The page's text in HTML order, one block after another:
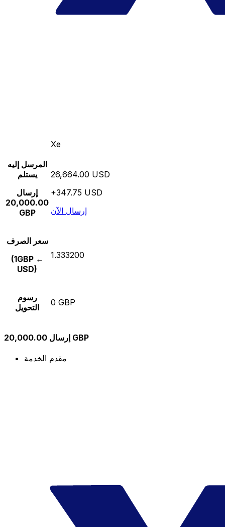
Xe
المرسل إليه
يستلم
إرسال
20,000.00
GBP
26,664.00 USD
+347.75 USD
إرسال الآن
سعر الصرف
(1GBP ←
USD)
1.333200
رسوم
التحويل
0 GBP
إرسال 20,000.00 GBP
مقدم الخدمة